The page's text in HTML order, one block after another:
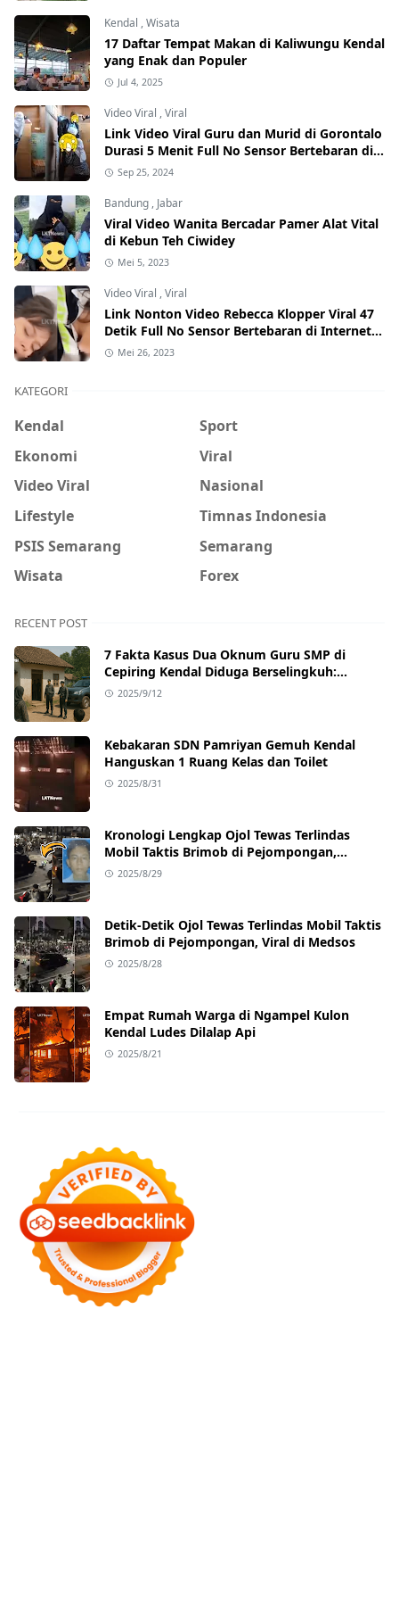
Kendal ,Wisata
17 Daftar Tempat Makan di Kaliwungu Kendal
yang Enak dan Populer
Jul 4, 2025
Video Viral ,Viral
Link Video Viral Guru dan Murid di Gorontalo
Durasi 5 Menit Full No Sensor Bertebaran di
Internet, Hati-Hati Phising!
Sep 25, 2024
Bandung , Jabar
Viral Video Wanita Bercadar Pamer Alat Vital
di Kebun Teh Ciwidey
Mei 5, 2023
Video Viral ,Viral
Link Nonton Video Rebecca Klopper Viral 47
Detik Full No Sensor Bertebaran di Internet,
Hati-Hati Phising!
Mei 26, 2023
KATEGORI
Kendal
Sport
Ekonomi
Viral
Video Viral
Nasional
Lifestyle
Timnas Indonesia
PSIS Semarang
Semarang
Wisata
Forex
RECENT POST
7 Fakta Kasus Dua Oknum Guru SMP di
Cepiring Kendal Diduga Berselingkuh:
Kronologi, Pengakuan, hingga Sanksi
2025/9/12
Kebakaran SDN Pamriyan Gemuh Kendal
Hanguskan 1 Ruang Kelas dan Toilet
2025/8/31
Kronologi Lengkap Ojol Tewas Terlindas
Mobil Taktis Brimob di Pejompongan,
Ternyata Sedang Antar Orderan
2025/8/29
Detik-Detik Ojol Tewas Terlindas Mobil Taktis
Brimob di Pejompongan, Viral di Medsos
2025/8/28
Empat Rumah Warga di Ngampel Kulon
Kendal Ludes Dilalap Api
2025/8/21